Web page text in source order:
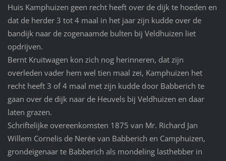
Huis Kamphuizen geen recht heeft over de dijk te hoeden en
dat de herder 3 tot 4 maal in het jaar zijn kudde over de
bandijk naar de zogenaamde bulten bij Veldhuizen liet
opdrijven.
Bernt Kruitwagen kon zich nog herinneren, dat zijn
overleden vader hem wel tien maal zei, Kamphuizen het
recht heeft 3 of 4 maal met zijn kudde door Babberich te
gaan over de dijk naar de Heuvels bij Veldhuizen en daar
laten grazen.
Schriftelijke overeenkomsten 1875 van Mr. Richard Jan
Willem Cornelis de Nerée van Babberich en Camphuizen,
grondeigenaar te Babberich als mondeling lasthebber in